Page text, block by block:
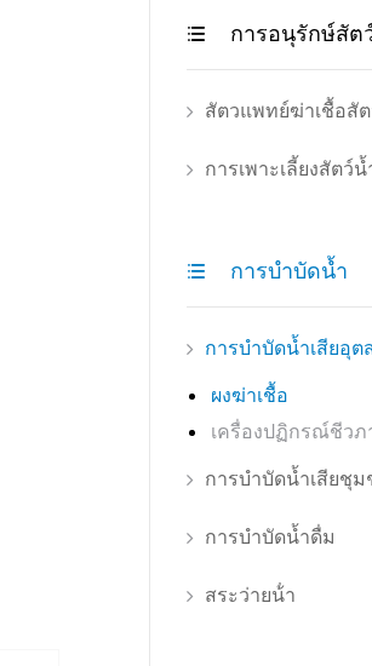
 การอนุรักษ์สัต
สัตวแพทย์ฆ่าเชื้อสั
การเพาะเลี้ยงสัตว์น้
 การบำบัดน้ำ
การบำบัดน้ำเสียอุต
ผงฆ่าเชื้อ
เครื่องปฏิกรณ์ชีวภ
การบำบัดน้ำเสียชุ
การบำบัดน้ำดื่ม
สระว่ายน้ํา